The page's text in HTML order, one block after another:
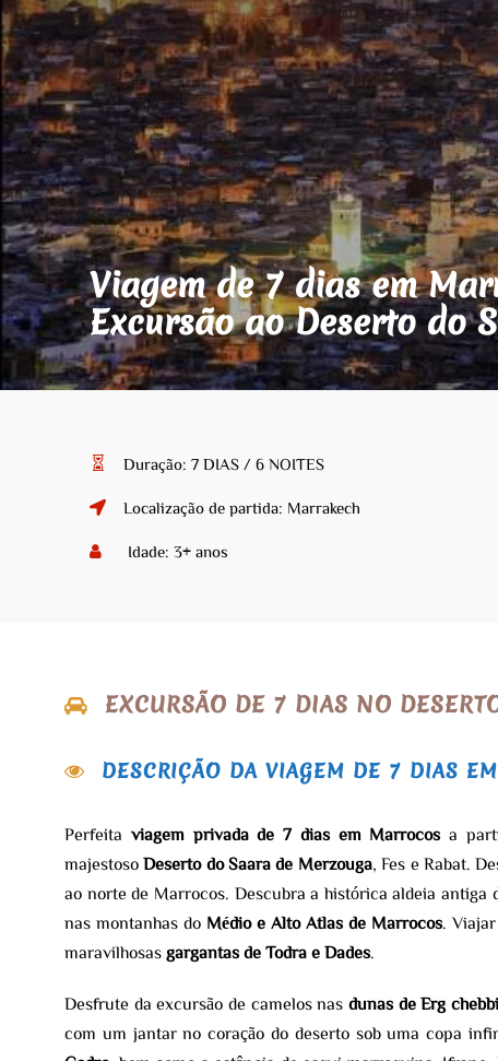
Viagem de 7 dias em
Excursão ao Deserto do
Duração: 7 DIAS / 6 NOITES
Localização de partida: Marrakech
Idade: 3+ anos
EXCURSÃO DE 7 DIAS NO
DESCRIÇÃO DA VIAGEM DE 7 DIAS
Perfeita viagem privada de 7 dias em Marrocos a
majestosoDeserto do Saara de Merzouga, Fes e Rabat.
ao norte de Marrocos. Descubra a histórica aldeia antiga
nas montanhas do Médio e Alto Atlas de Marrocos. Viajar
maravilhosas gargantas de Todra e Dades
Desfrute da excursão de camelos nas dunas de Erg chebbi
com um jantar no coração do deserto sob uma copa